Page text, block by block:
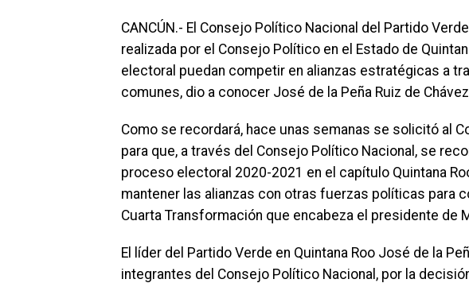
CANCÚN.- El Consejo Político Nacional del Partido
realizada por el Consejo Político en el Estado de
electoral puedan competir en alianzas estratégicas a
comunes, dio a conocer José de la Peña Ruiz de
Como se recordará, hace unas semanas se solicitó al
para que, a través del Consejo Político Nacional, se
proceso electoral 2020-2021 en el capítulo Quintana
mantener las alianzas con otras fuerzas políticas para
Cuarta Transformación que encabeza el presidente de
El líder del Partido Verde en Quintana Roo José de la
integrantes del Consejo Político Nacional, por la